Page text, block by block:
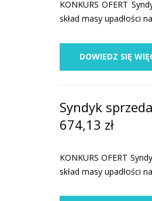
KONKURS OFERT
skład masy upadłości
DOWIEDZ SIĘ
Syndyk
674,13 zł
KONKURS OFERT
skład masy upadłości